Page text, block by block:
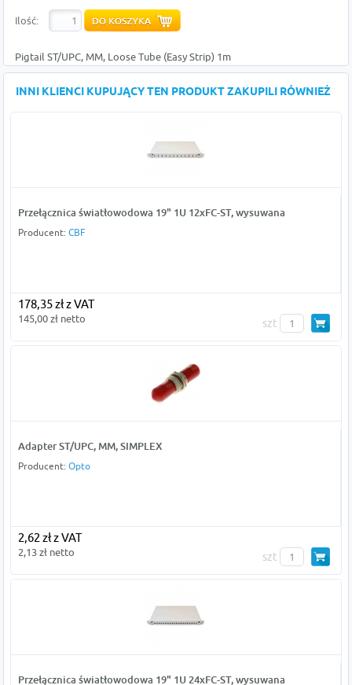
Ilość:
Pigtail ST/UPC, MM, Loose Tube (Easy Strip) 1m
INNI KLIENCI KUPUJĄCY TEN PRODUKT ZAKUPILI RÓWNIEŻ
Przełącznica światłowodowa 19" 1U 12xFC-ST, wysuwana
Producent: CBF
178,35 zł z VAT
145,00 zł netto szt
Adapter ST/UPC, MM, SIMPLEX
Producent: Opto
2,62 zł z VAT
2,13 zł netto szt
Przełącznica światłowodowa 19" 1U 24xFC-ST, wysuwana